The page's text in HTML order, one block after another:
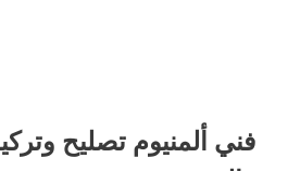
فني ألمنيوم تصليح